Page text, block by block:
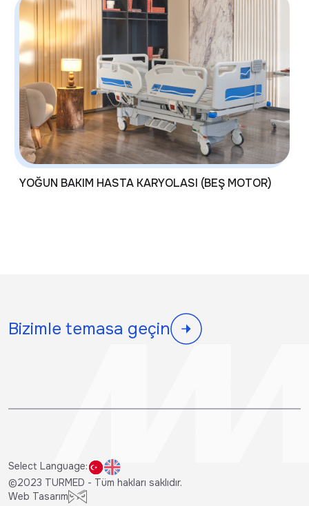
YOĞUN BAKIM HASTA KARYOLASI (BEŞ MOTOR)
Bizimle temasa geçin
Select Language:
©2023 TURMED - Tüm hakları saklıdır.
Web Tasarım